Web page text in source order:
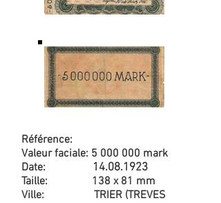
Référence:
Valeur faciale: 5 000 000 mark
Date: 14.08.1923
Taille: 138 x 81 mm
Ville: TRIER (TREVES